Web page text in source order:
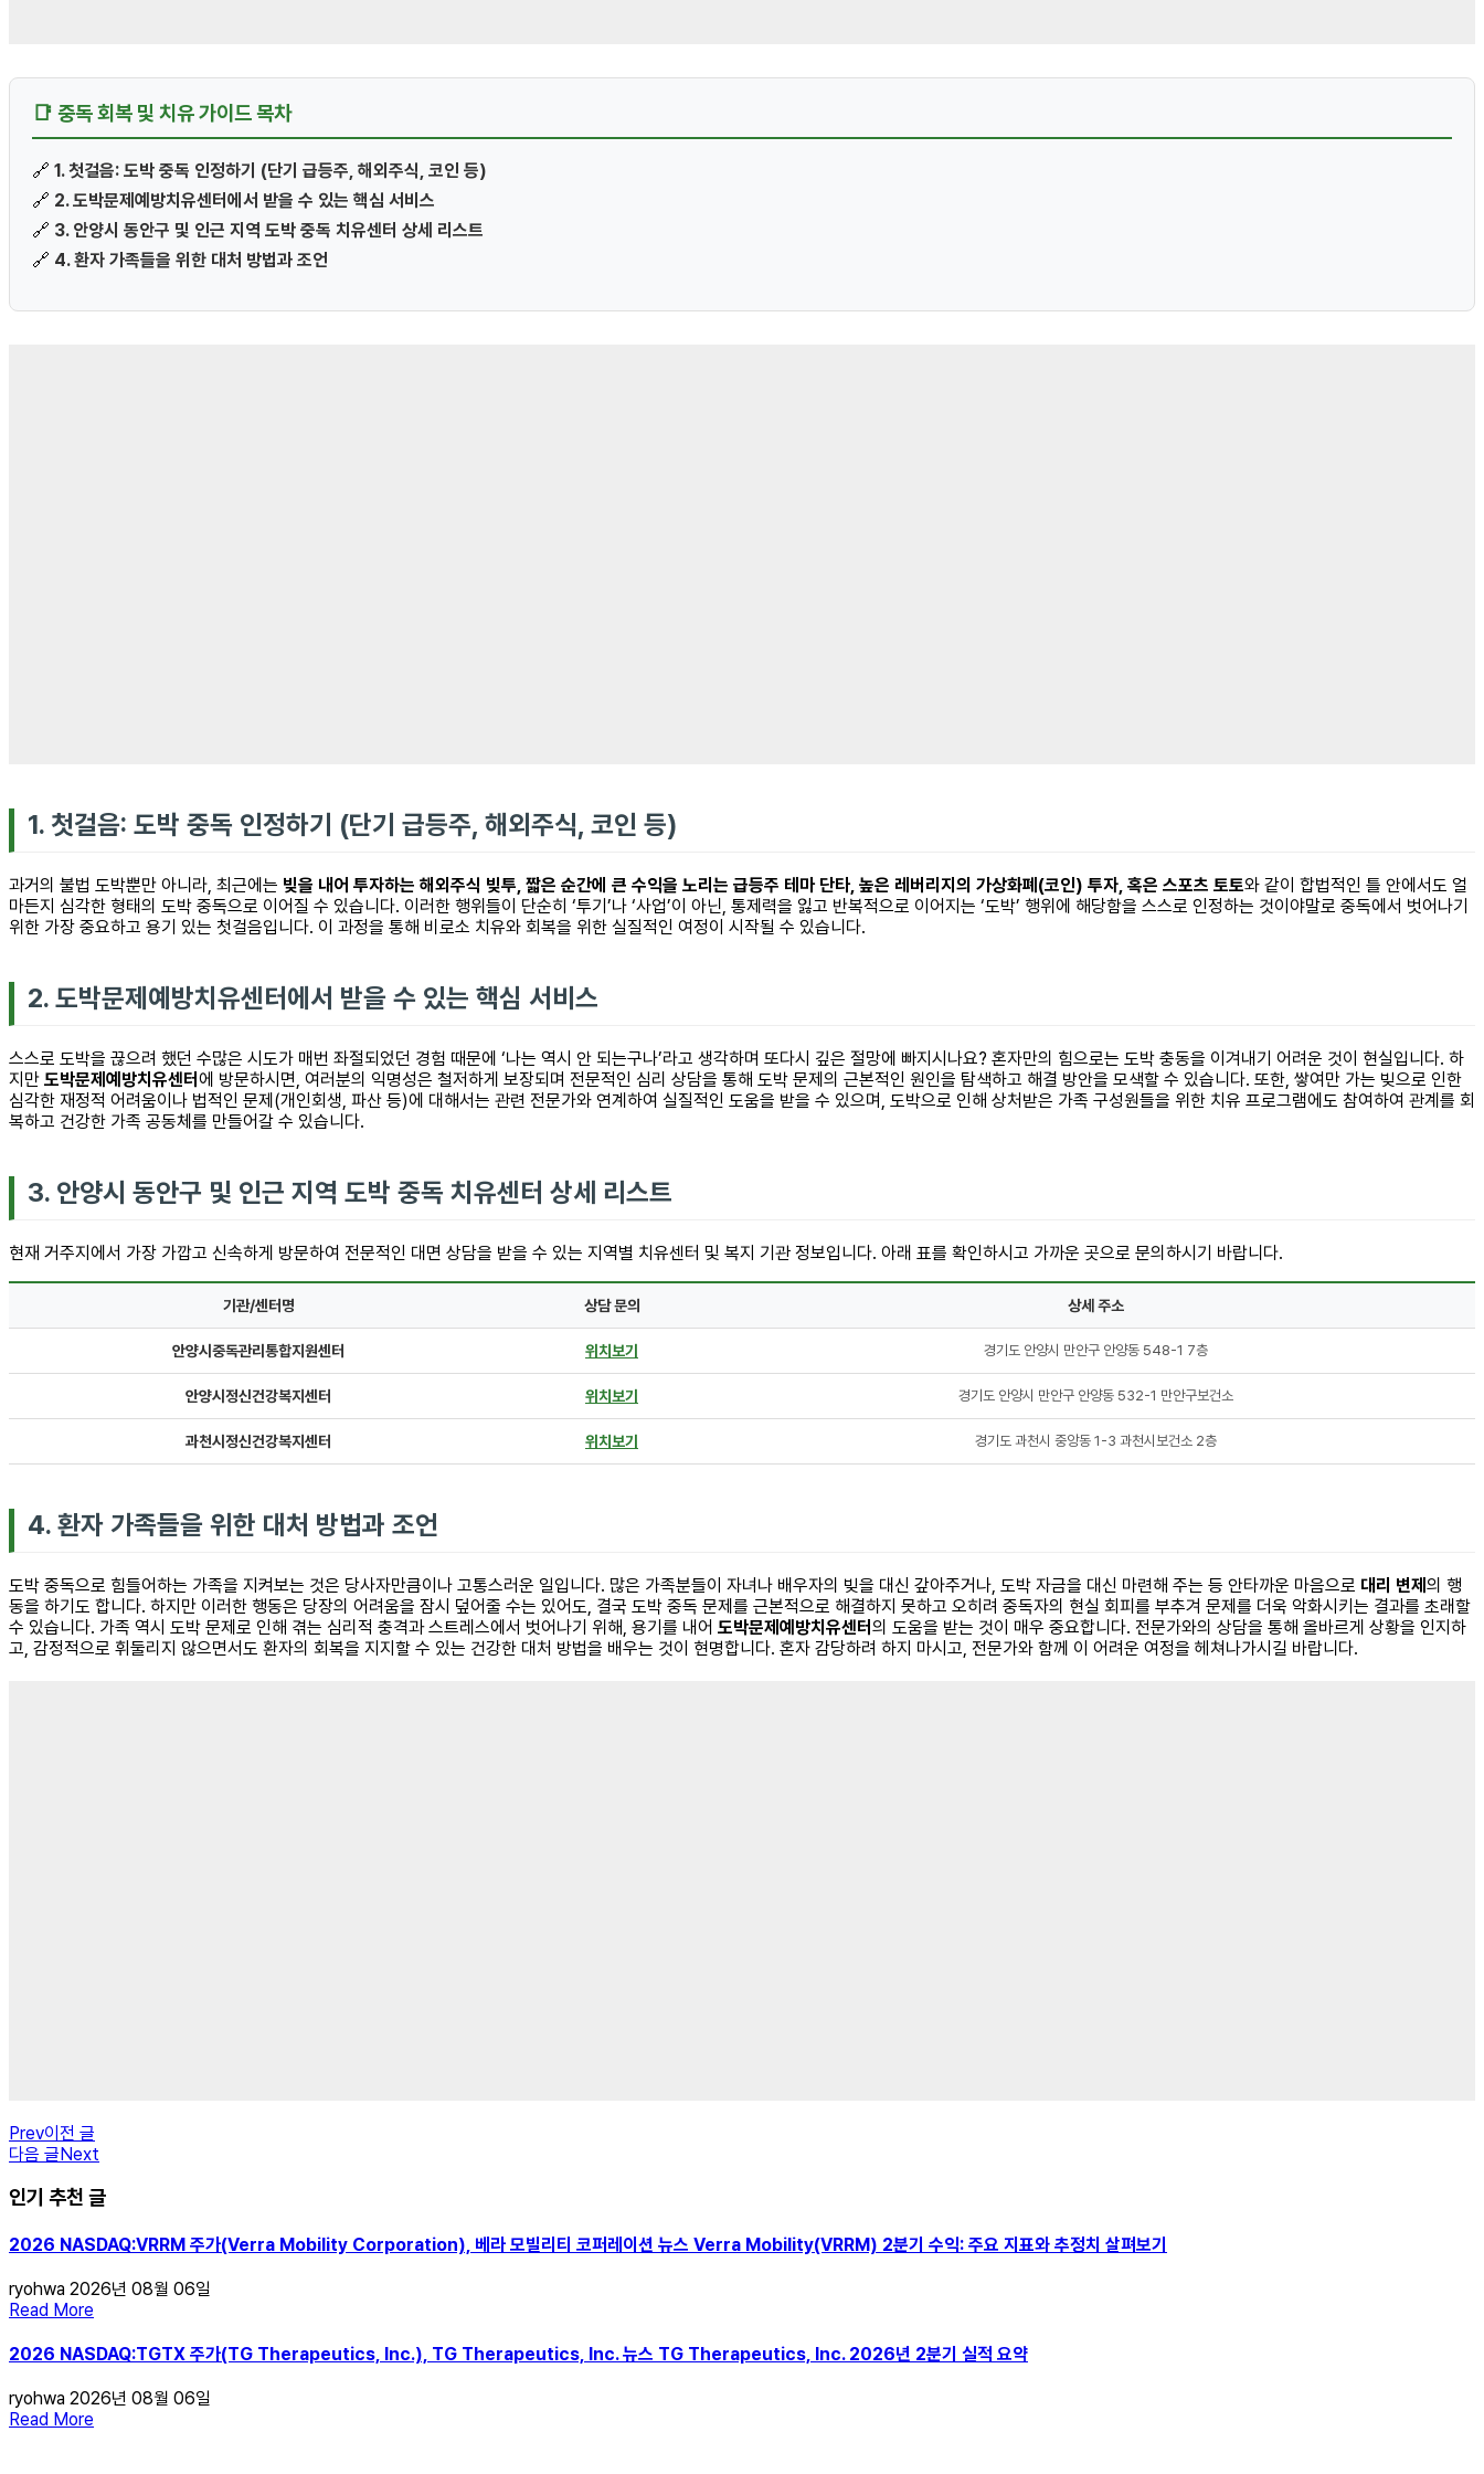
📑 중독 회복 및 치유 가이드 목차
🔗 1. 첫걸음: 도박 중독 인정하기 (단기 급등주, 해외주식, 코인 등)
🔗 2. 도박문제예방치유센터에서 받을 수 있는 핵심 서비스
🔗 3. 안양시 동안구 및 인근 지역 도박 중독 치유센터 상세 리스트
🔗 4. 환자 가족들을 위한 대처 방법과 조언
1. 첫걸음: 도박 중독 인정하기 (단기 급등주, 해외주식, 코인 등)
과거의 불법 도박뿐만 아니라, 최근에는 빚을 내어 투자하는 해외주식 빚투, 짧은 순간에 큰 수익을 노리는 급등주 테마 단타, 높은 레버리지의 가상화폐(코인) 투자, 혹은 스포츠 토토와 같이 합법적인 틀 안에서도 얼
마든지 심각한 형태의 도박 중독으로 이어질 수 있습니다. 이러한 행위들이 단순히 ‘투기’나 ‘사업’이 아닌, 통제력을 잃고 반복적으로 이어지는 ‘도박’ 행위에 해당함을 스스로 인정하는 것이야말로 중독에서 벗어나기
위한 가장 중요하고 용기 있는 첫걸음입니다. 이 과정을 통해 비로소 치유와 회복을 위한 실질적인 여정이 시작될 수 있습니다.
2. 도박문제예방치유센터에서 받을 수 있는 핵심 서비스
스스로 도박을 끊으려 했던 수많은 시도가 매번 좌절되었던 경험 때문에 ‘나는 역시 안 되는구나’라고 생각하며 또다시 깊은 절망에 빠지시나요? 혼자만의 힘으로는 도박 충동을 이겨내기 어려운 것이 현실입니다. 하
지만 도박문제예방치유센터 에 방문하시면, 여러분의 익명성은 철저하게 보장되며 전문적인 심리 상담을 통해 도박 문제의 근본적인 원인을 탐색하고 해결 방안을 모색할 수 있습니다. 또한, 쌓여만 가는 빚으로 인한
심각한 재정적 어려움이나 법적인 문제(개인회생, 파산 등)에 대해서는 관련 전문가와 연계하여 실질적인 도움을 받을 수 있으며, 도박으로 인해 상처받은 가족 구성원들을 위한 치유 프로그램에도 참여하여 관계를 회
복하고 건강한 가족 공동체를 만들어갈 수 있습니다.
3. 안양시 동안구 및 인근 지역 도박 중독 치유센터 상세 리스트
현재 거주지에서 가장 가깝고 신속하게 방문하여 전문적인 대면 상담을 받을 수 있는 지역별 치유센터 및 복지 기관 정보입니다. 아래 표를 확인하시고 가까운 곳으로 문의하시기 바랍니다.
기관/센터명 상담 문의 상세 주소
안양시중독관리통합지원센터 위치보기 경기도 안양시 만안구 안양동 548-1 7층
안양시정신건강복지센터 위치보기 경기도 안양시 만안구 안양동 532-1 만안구보건소
과천시정신건강복지센터 위치보기 경기도 과천시 중앙동 1-3 과천시보건소 2층
4. 환자 가족들을 위한 대처 방법과 조언
도박 중독으로 힘들어하는 가족을 지켜보는 것은 당사자만큼이나 고통스러운 일입니다. 많은 가족분들이 자녀나 배우자의 빚을 대신 갚아주거나, 도박 자금을 대신 마련해 주는 등 안타까운 마음으로 대리 변제 의 행
동을 하기도 합니다. 하지만 이러한 행동은 당장의 어려움을 잠시 덮어줄 수는 있어도, 결국 도박 중독 문제를 근본적으로 해결하지 못하고 오히려 중독자의 현실 회피를 부추겨 문제를 더욱 악화시키는 결과를 초래할
수 있습니다. 가족 역시 도박 문제로 인해 겪는 심리적 충격과 스트레스에서 벗어나기 위해, 용기를 내어 도박문제예방치유센터 의 도움을 받는 것이 매우 중요합니다. 전문가와의 상담을 통해 올바르게 상황을 인지하
고, 감정적으로 휘둘리지 않으면서도 환자의 회복을 지지할 수 있는 건강한 대처 방법을 배우는 것이 현명합니다. 혼자 감당하려 하지 마시고, 전문가와 함께 이 어려운 여정을 헤쳐나가시길 바랍니다.
Prev이전 글
다음 글Next
인기 추천 글
2026 NASDAQ:VRRM 주가(Verra Mobility Corporation), 베라 모빌리티 코퍼레이션 뉴스 Verra Mobility(VRRM) 2분기 수익: 주요 지표와 추정치 살펴보기
ryohwa 2026년 08월 06일
Read More
2026 NASDAQ:TGTX 주가(TG Therapeutics, Inc.), TG Therapeutics, Inc. 뉴스 TG Therapeutics, Inc. 2026년 2분기 실적 요약
ryohwa 2026년 08월 06일
Read More